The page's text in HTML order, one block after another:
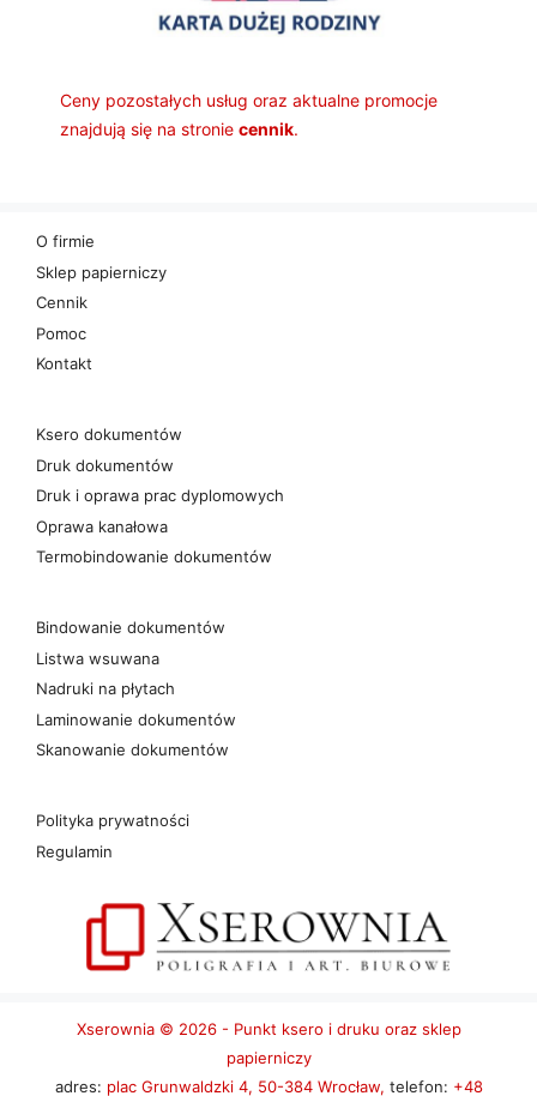
Ceny pozostałych usług oraz aktualne promocje
znajdują się na stronie cennik.
O firmie
Sklep papierniczy
Cennik
Pomoc
Kontakt
Ksero dokumentów
Druk dokumentów
Druk i oprawa prac dyplomowych
Oprawa kanałowa
Termobindowanie dokumentów
Bindowanie dokumentów
Listwa wsuwana
Nadruki na płytach
Laminowanie dokumentów
Skanowanie dokumentów
Polityka prywatności
Regulamin
Xserownia © 2026 - Punkt ksero i druku oraz sklep
papierniczy
adres: plac Grunwaldzki 4, 50-384 Wrocław, telefon: +48